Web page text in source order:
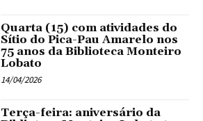
Quarta (15) com atividades do
Sítio do Pica-Pau Amarelo nos
75 anos da Biblioteca Monteiro
Lobato
14/04/2026
Terça-feira: aniversário da